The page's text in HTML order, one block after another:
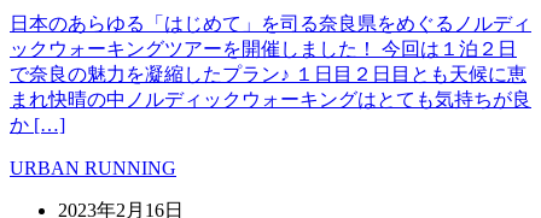
日本のあらゆる「はじめて」を司る奈良県をめぐるノルディ
ックウォーキングツアーを開催しました！ 今回は１泊２日
で奈良の魅力を凝縮したプラン♪ １日目２日目とも天候に恵
まれ快晴の中ノルディックウォーキングはとても気持ちが良
か […]
URBAN RUNNING
2023年2月16日